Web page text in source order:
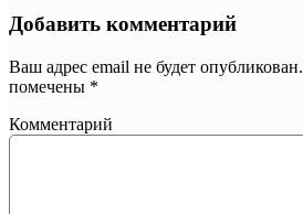
Добавить комментарий
Ваш адрес email не будет опубликован.
помечены *
Комментарий